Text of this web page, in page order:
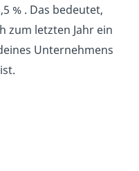
% . Das bedeutet,
zum letzten Jahr ein
Unternehmens